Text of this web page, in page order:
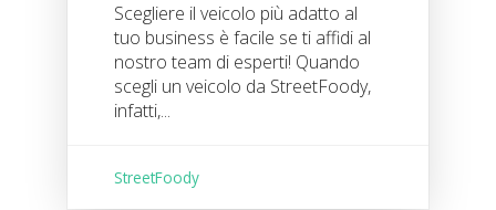
Scegliere il veicolo più adatto al
tuo business è facile se ti affidi al
nostro team di esperti! Quando
scegli un veicolo da StreetFoody,
infatti,...
StreetFoody